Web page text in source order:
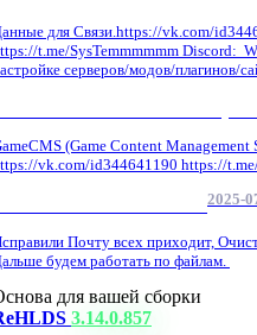
для Связи.https://vk.com/
t.me/SysTemmmmmm Discord:
серверов/модов/плагинов/
(Game Content Management
vk.com/id344641190 https://
2025-
Почту всех приходит,
будем работать по файлам.
для вашей сборки
3.14.0.857